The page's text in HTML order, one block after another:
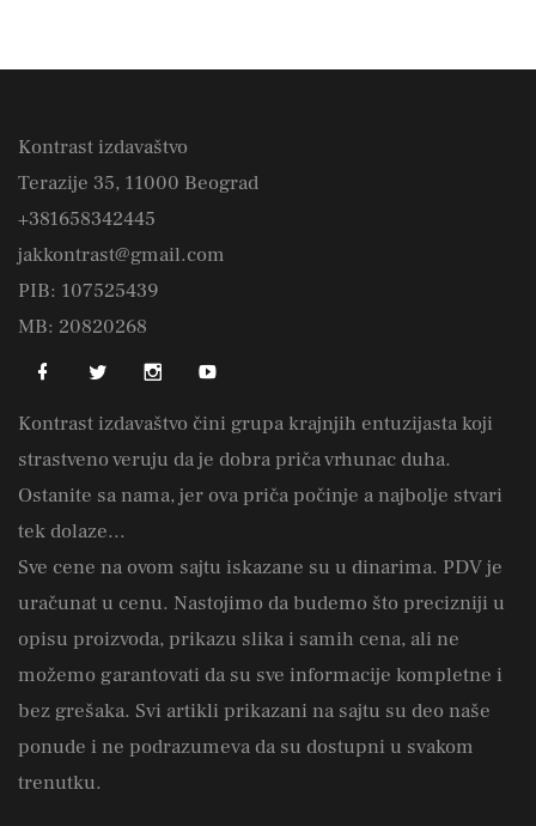
Kontrast izdavaštvo
Terazije 35, 11000 Beograd
+381658342445
jakkontrast@gmail.com
PIB: 107525439
MB: 20820268
Kontrast izdavaštvo čini grupa krajnjih entuzijasta koji
strastveno veruju da je dobra priča vrhunac duha.
Ostanite sa nama, jer ova priča počinje a najbolje stvari
tek dolaze...
Sve cene na ovom sajtu iskazane su u dinarima. PDV je
uračunat u cenu. Nastojimo da budemo što precizniji u
opisu proizvoda, prikazu slika i samih cena, ali ne
možemo garantovati da su sve informacije kompletne i
bez grešaka. Svi artikli prikazani na sajtu su deo naše
ponude i ne podrazumeva da su dostupni u svakom
trenutku.